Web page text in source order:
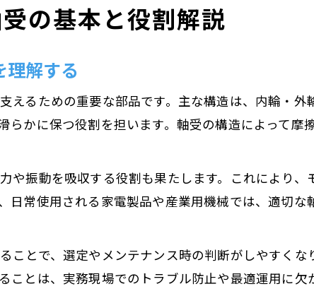
軸受構造から見るモーター性能の進化
モーター軸受け構造の進化と最新の傾向
軸受部分の材質選びがモーター性能を左右
モーター軸受構造の違いと適用例を解説
モーター軸受の種類と選定時の重要ポイント
主要なモーター軸受種類と特徴を比較
用途別モーター軸受選びで抑えるべき点
ベアリングと軸受の種類の違いを理解する
の基本と役割解説
理解する
えるための重要な部品です。主な構造は、内輪・
らかに保つ役割を担います。軸受の構造によって
や振動を吸収する役割も果たします。これにより、
日常使用される家電製品や産業用機械では、適切
ことで、選定やメンテナンス時の判断がしやすく
とは、実務現場でのトラブル防止や最適運用に欠